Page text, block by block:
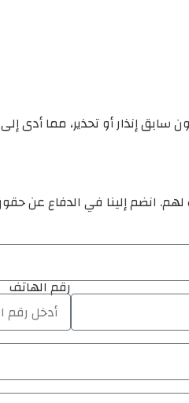
سابق إنذار أو تحذير، مما
انضم إلينا في الدفاع عن
رقم الهاتف